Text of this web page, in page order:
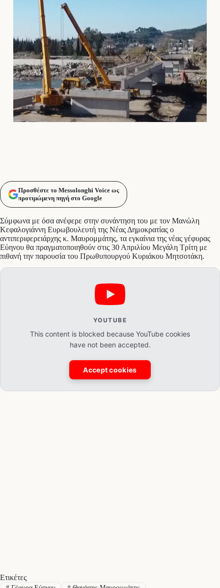
Προσθέστε το Messolonghi Voice ως
προτιμώμενη πηγή στο Google
Σύμφωνα με όσα ανέφερε στην συνάντηση του με τον Μανώλη
Κεφαλογιάννη Ευρωβουλευτή της Νέας Δημοκρατίας ο
αντιπεριφερειάρχης κ. Μαυρομμάτης, τα εγκαίνια της νέας γέφυρας
Εύηνου θα πραγματοποιηθούν στις 30 Απριλίου Μεγάλη Τρίτη με
πιθανή την παρουσία του Πρωθυπουργού Κυριάκου Μητσοτάκη.
YOUTUBE
This content is blocked because YouTube cookies
have not been accepted.
Accept cookies
Ετικέτες